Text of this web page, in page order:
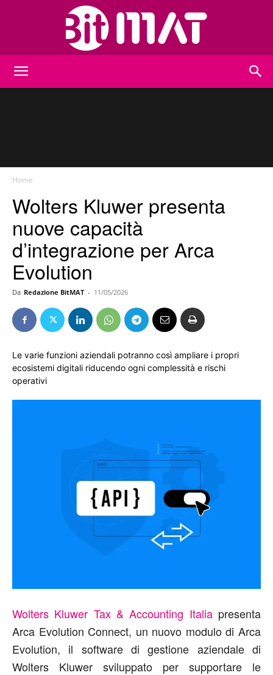
Home
Wolters Kluwer presenta
nuove capacità
d’integrazione per Arca
Evolution
Da Redazione BitMAT - 11/05/2026
Le varie funzioni aziendali potranno così ampliare i propri
ecosistemi digitali riducendo ogni complessità e rischi
operativi
Wolters Kluwer Tax & Accounting Italia presenta
Arca Evolution Connect, un nuovo modulo di Arca
Evolution, il software di gestione aziendale di
Wolters Kluwer sviluppato per supportare le